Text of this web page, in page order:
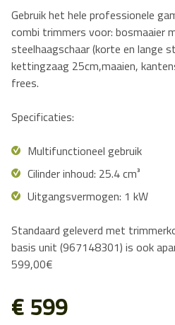
Gebruik het hele professionele
combi trimmers voor: bosmaaier
steelhaagschaar (korte en lange
kettingzaag 25cm,maaien,
frees.
Specificaties:
Multifunctioneel gebruik
Cilinder inhoud: 25.4 cm³
Uitgangsvermogen: 1 kW
Standaard geleverd met
basis unit (967148301) is ook
599,00€
€ 599